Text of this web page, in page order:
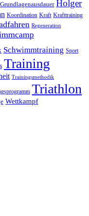
Grundlagenausdauer Holger
Koordination Kraft Krafttraining
Regeneration
Schwimmtraining Sport
Training
Trainingsmethodik
Triathlon
Wettkampf